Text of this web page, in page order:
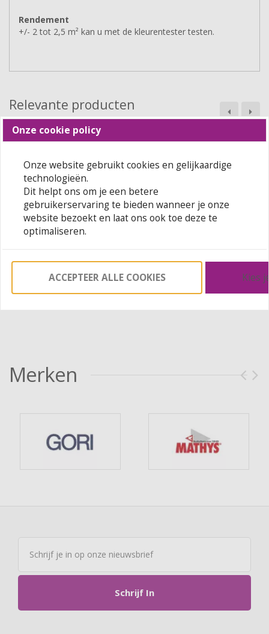
Rendement
+/- 2 tot 2,5 m² kan u met de kleurentester testen.
Relevante producten
BESTELLEN
Merken
Schrijf In
Onze cookie policy
Onze website gebruikt cookies en gelijkaardige
technologieën.
Dit helpt ons om je een betere
gebruikerservaring te bieden wanneer je onze
website bezoekt en laat ons ook toe deze te
optimaliseren.
ACCEPTEER ALLE COOKIES Kies